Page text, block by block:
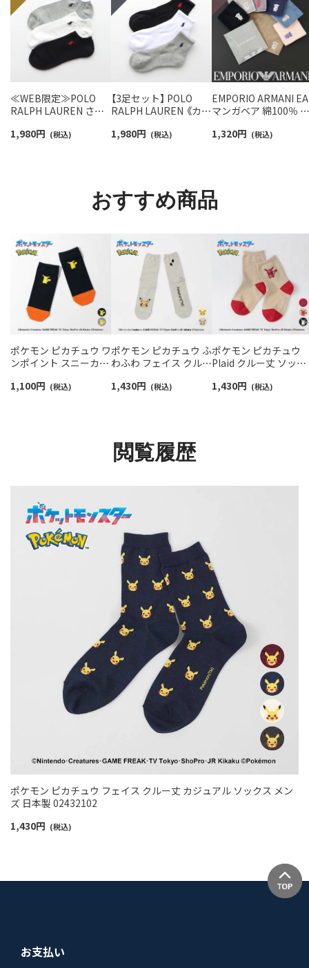
≪WEB限定≫POLO
RALPH LAUREN さら
スニーカー丈ソックス
1,980円 (税込)
【3足セット】 POLO
RALPH LAUREN 《カラ
ンポイントソックス シ
1,980円 (税込)
EMPORIO ARMANI EA
マンガベア 綿100％ ミ
最短翌日発送】
1,320円 (税込)
おすすめ商品
ポケモン ピカチュウ ワ
ンポイント スニーカー
メンズ 02432200
1,100円 (税込)
ポケモン ピカチュウ ふ
わふわ フェイス クルー
メンズ 日本製
1,430円 (税込)
ポケモン ピカチュウ
Plaid クルー丈 ソック
1,430円 (税込)
閲覧履歴
ポケモン ピカチュウ フェイス クルー丈 カジュアル ソックス メン
ズ 日本製 02432102
1,430円 (税込)
お支払い